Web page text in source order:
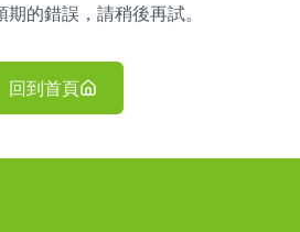
的錯誤，請稍後再試。
回到首頁